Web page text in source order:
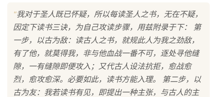
"我对于圣人既已怀疑，所以每读圣人之书，无在不疑，
因定下读书三诀，为自己攻读步骤，用兹附录于下： 第
一步，以古为敌：读古人之书，就规此人为我之劲敌，
有了他，就莫得我，非与他血战一番不可，逐处寻他缝
隙，一有缝隙即便攻入；又代古人设法抗拒，愈战愈
烈，愈攻愈深。必要如此，读书方能入理。 第二步，以
古为友：我若读书有见，即提出一种主张，与古人的主